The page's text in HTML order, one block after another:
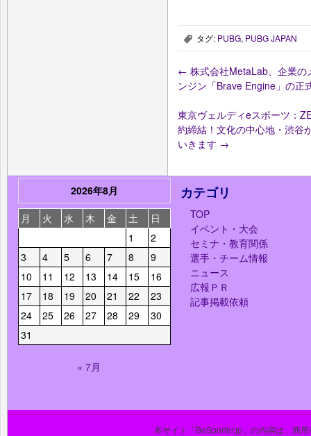
, タグ: PUBG, PUBG JAPAN
← 株式会社MetaLab、企業
ンジン「Brave Engine」の正
東京ヴェルディeスポーツ：
約締結！文化の中心地・渋谷
いきます →
2026年8月
月
火 水 木 金 土
日
1
2
3
4 5 6 7 8
9
10
11 12 13 14 15
16
17
18 19 20 21 22
23
24
25 26 27 28 29
30
31
« 7月
カテゴリ
TOP
イベント・大会
セミナ・教育関係
選手・チーム情報
ニュース
広報ＰＲ
記事掲載依頼
本サイト「BeSporter.jp」の内容は、商